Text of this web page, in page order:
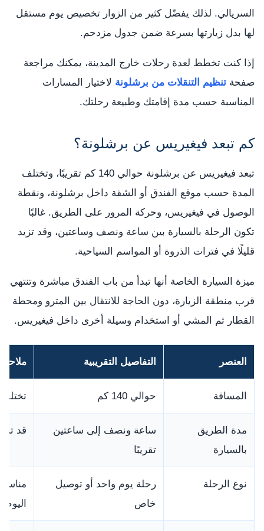
السريالي. لذلك يفضّل كثير من الزوار تخصيص يوم مستقل
لها بدل زيارتها بسرعة ضمن جدول مزدحم.
إذا كنت تخطط لعدة رحلات خارج المدينة، يمكنك مراجعة
صفحة تنظيم التنقلات من برشلونة لاختيار المسارات
المناسبة حسب مدة إقامتك وطبيعة رحلتك.
كم تبعد فيغيريس عن برشلونة؟
تبعد فيغيريس عن برشلونة حوالي 140 كم تقريبًا، وتختلف
المدة حسب موقع الفندق أو الشقة داخل برشلونة، ونقطة
الوصول في فيغيريس، وحركة المرور على الطريق. غالبًا
تكون الرحلة بالسيارة بين ساعة ونصف وساعتين، وقد تزيد
قليلًا في فترات الذروة أو المواسم السياحية.
ميزة السيارة الخاصة أنها تبدأ من باب الفندق مباشرة وتنتهي
قرب منطقة الزيارة، دون الحاجة للانتقال بين المترو ومحطة
القطار ثم المشي أو استخدام وسيلة أخرى داخل فيغيريس.
العنصر التفاصيل التقريبية
المسافة حوالي 140 كم
مدة الطريق
بالسيارة
ساعة ونصف إلى ساعتين
تقريبًا
قد
نوع الرحلة
رحلة يوم واحد أو توصيل
خاص
اليوم